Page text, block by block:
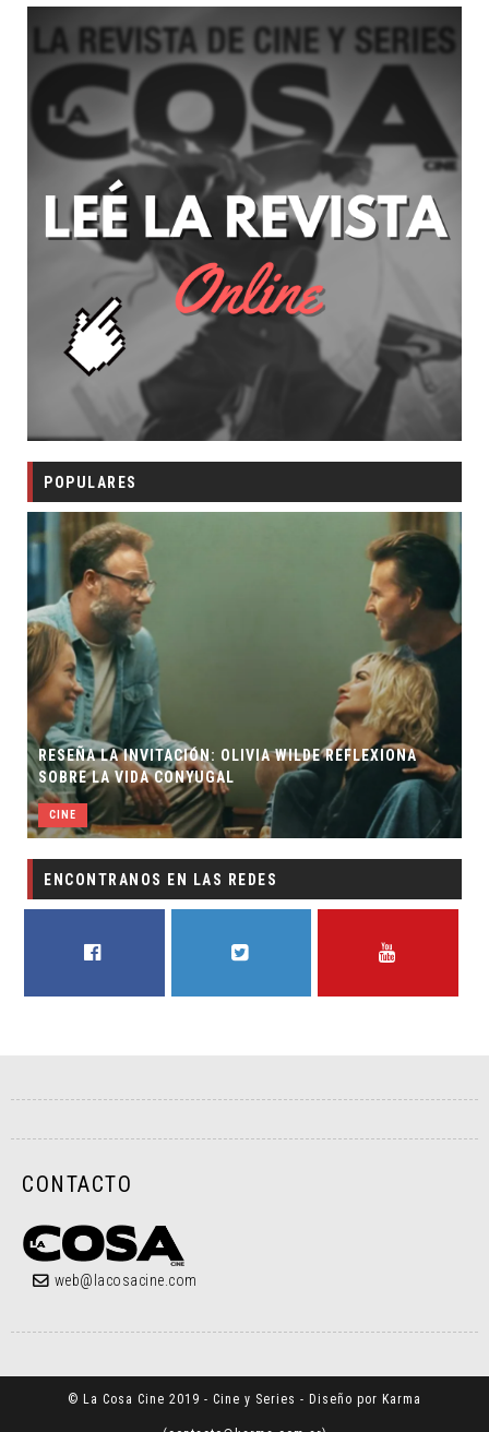
POPULARES
RESEÑA LA INVITACIÓN: OLIVIA WILDE REFLEXIONA
SOBRE LA VIDA CONYUGAL
CINE
ENCONTRANOS EN LAS REDES
CONTACTO
web@lacosacine.com
© La Cosa Cine 2019 - Cine y Series - Diseño por Karma